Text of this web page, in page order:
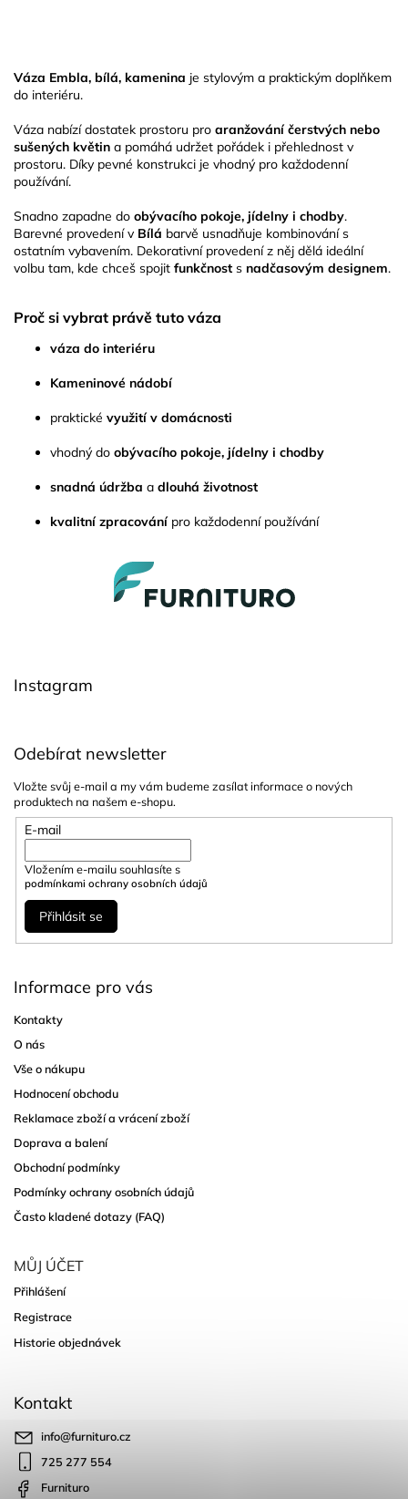
Váza Embla, bílá, kamenina je stylovým a praktickým doplňkem
do interiéru.
Váza nabízí dostatek prostoru pro aranžování čerstvých nebo
sušených květin a pomáhá udržet pořádek i přehlednost v
prostoru. Díky pevné konstrukci je vhodný pro každodenní
používání.
Snadno zapadne do obývacího pokoje, jídelny i chodby.
Barevné provedení v Bílá barvě usnadňuje kombinování s
ostatním vybavením. Dekorativní provedení z něj dělá ideální
volbu tam, kde chceš spojit funkčnost s nadčasovým designem.
Proč si vybrat právě tuto váza
váza do interiéru
Kameninové nádobí
praktické využití v domácnosti
vhodný do obývacího pokoje, jídelny i chodby
snadná údržba a dlouhá životnost
kvalitní zpracovánípro každodenní používání
Instagram
Odebírat newsletter
Vložte svůj e-mail a my vám budeme zasílat informace o nových
produktech na našem e-shopu.
E-mail
Vložením e-mailu souhlasíte s
podmínkami ochrany osobních údajů
Přihlásit se
Informace pro vás
Kontakty
O nás
Vše o nákupu
Hodnocení obchodu
Reklamace zboží a vrácení zboží
Doprava a balení
Obchodní podmínky
Podmínky ochrany osobních údajů
Často kladené dotazy (FAQ)
MŮJ ÚČET
Přihlášení
Registrace
Historie objednávek
Kontakt
info@furnituro.cz
725 277 554
Furnituro